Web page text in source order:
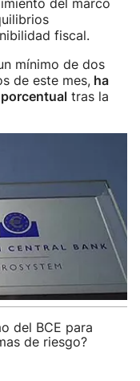
del marco
fiscal.
mínimo de dos
de este mes, ha
tras la
del BCE para
de riesgo?